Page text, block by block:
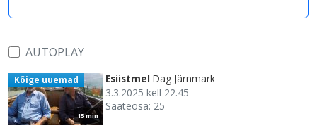
AUTOPLAY
15 min
Kõige uuemad Esiistmel Dag Järnmark
3.3.2025 kell 22.45
Saateosa: 25